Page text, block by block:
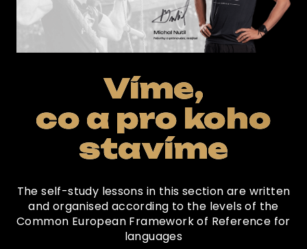
Víme,
co a pro koho
stavíme
The self-study lessons in this section are written
and organised according to the levels of the
Common European Framework of Reference for
languages